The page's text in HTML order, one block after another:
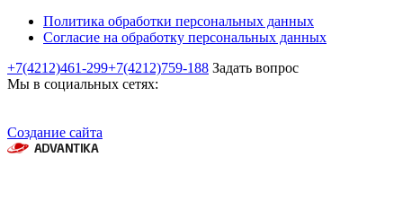
Политика обработки персональных данных
Согласие на обработку персональных данных
+7(4212)461-299+7(4212)759-188 Задать вопрос
Мы в социальных сетях:
Создание сайта